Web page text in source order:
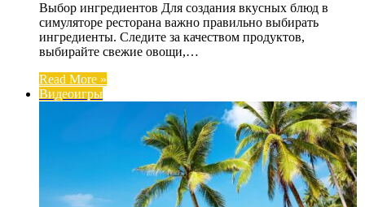
Выбор ингредиентов Для создания вкусных блюд в
симуляторе ресторана важно правильно выбирать
ингредиенты. Следите за качеством продуктов,
выбирайте свежие овощи,…
Read More »
Видеоигры